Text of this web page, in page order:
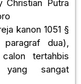
Christian Putra
kanon 1051 §
dua),
tertahbis
yang sangat